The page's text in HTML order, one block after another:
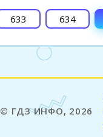
633 634
© ГДЗ ИНФО, 2026